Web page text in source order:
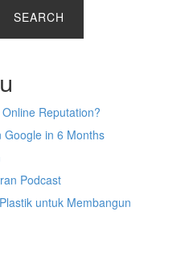
SEARCH
Reputation?
Google in 6 Months
Podcast
untuk Membangun